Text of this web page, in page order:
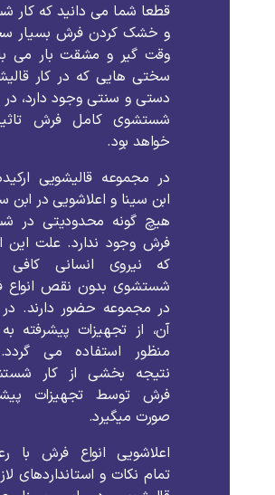
قطعا شما می دانید که کار
و خشک کردن فرش بسیار
وقت گیر و مشقت بار می
سختی هایی که در کار
دستی و سنتی وجود دارد،
شستشوی کامل فرش
خواهد بود.
در مجموعه قالیشویی
ابن سینا و اعلاشویی در ابن
هیچ گونه محدودیتی در
فرش وجود ندارد. علت
که نیروی انسانی کافی
شستشوی بدون نقص انواع
در مجموعه حضور دارند. در
آن، از تجهیزات پیشرفته
منظور استفاده می
نتیجه بخشی از کار
فرش توسط تجهیزات
صورت میگیرد.
اعلاشویی انواع فرش با
تمام نکات و استانداردهای